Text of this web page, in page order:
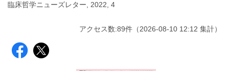
臨床哲学ニューズレター, 2022, 4
アクセス数:89件 （2026-08-10 12:12 集計）